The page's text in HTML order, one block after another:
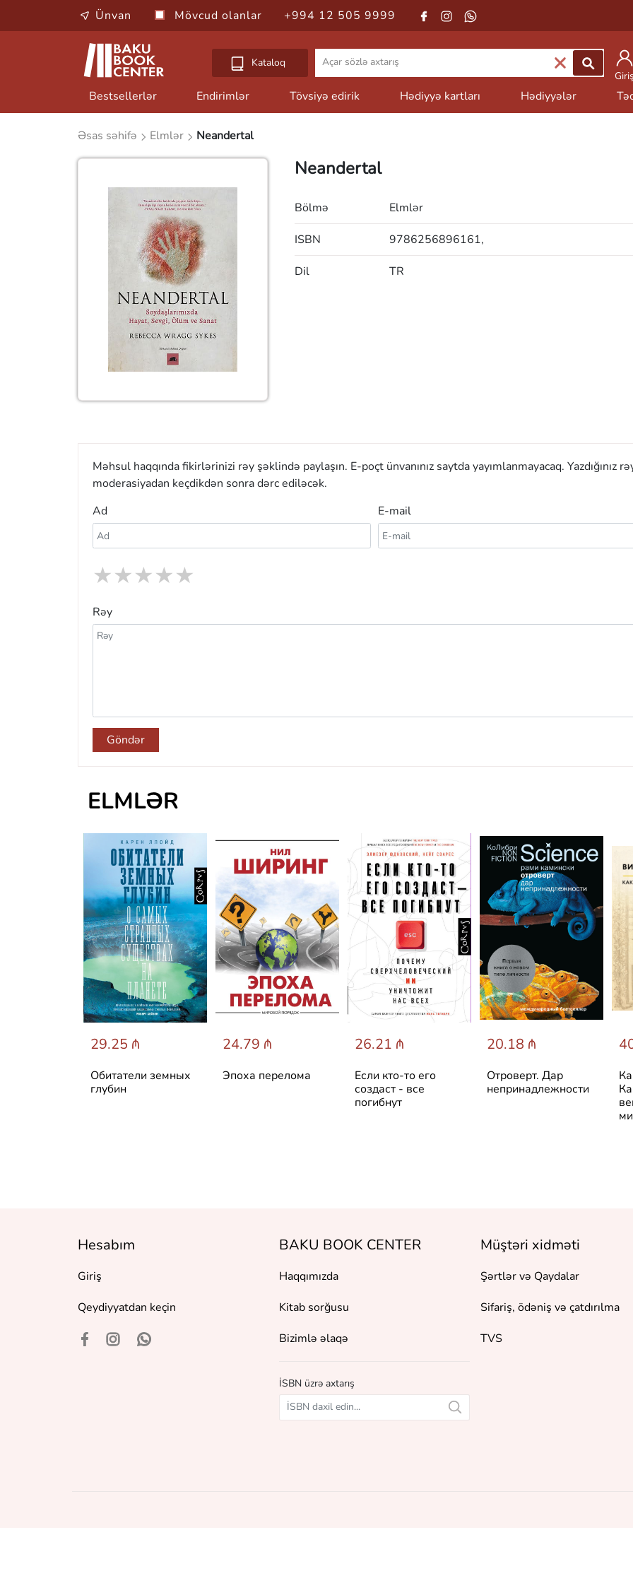
Ünvan Mövcud olanlar +994 12 505 9999
Kataloq
Bestsellerlər Endirimlər Tövsiyə edirik Hədiyyə kartları Hədiyyələr
Əsas səhifə Elmlər Neandertal
Neandertal
Bölmə Elmlər
ISBN 9786256896161,
Dil TR
Məhsul haqqında fikirlərinizi rəy şəklində paylaşın. E-poçt ünvanınız saytda yayımlanmayacaq. Yazdığınız
moderasiyadan keçdikdən sonra dərc ediləcək.
Ad
E-mail
★
★
★
★
★
Rəy
Göndər
ELMLƏR
29.25 ₼
Обитатели земных
глубин
24.79 ₼
Эпоха перелома
26.21 ₼
Если кто-то его
создаст - все
погибнут
20.18 ₼
Отроверт. Дар
непринадлежности
Hesabım
Giriş
Qeydiyyatdan keçin
BAKU BOOK CENTER
Haqqımızda
Kitab sorğusu
Bizimlə əlaqə
İSBN üzrə axtarış
Müştəri xidməti
Şərtlər və Qaydalar
Sifariş, ödəniş və çatdırılma
TVS